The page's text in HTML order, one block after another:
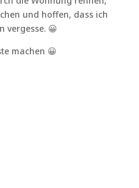
und hoffen, dass ich
vergesse. 😀
machen 😀